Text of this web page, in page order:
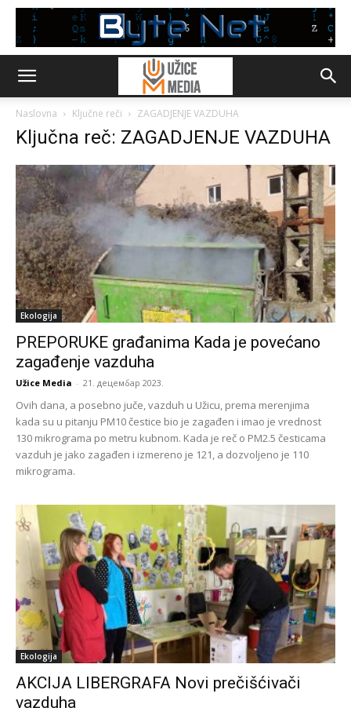
Naslovna Ključne reči ZAGADJENJE VAZDUHA
Ključna reč: ZAGADJENJE VAZDUHA
Ekologija
PREPORUKE građanima Kada je povećano
zagađenje vazduha
Užice Media - 21. децембар 2023.
Ovih dana, a posebno juče, vazduh u Užicu, prema merenjima
kada su u pitanju PM10 čestice bio je zagađen i imao je vrednost
130 mikrograma po metru kubnom. Kada je reč o PM2.5 česticama
vazduh je jako zagađen i izmereno je 121, a dozvoljeno je 110
mikrograma.
Ekologija
AKCIJA LIBERGRAFA Novi prečišćivači
vazduha